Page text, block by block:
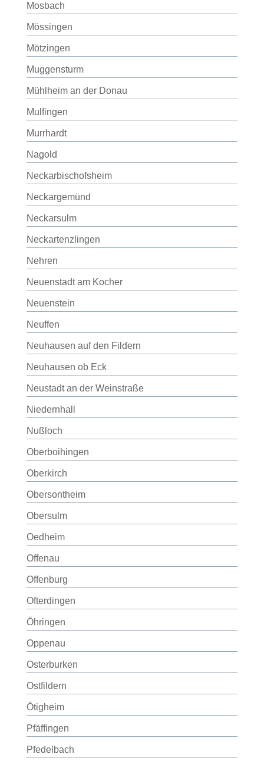
Mosbach
Mössingen
Mötzingen
Muggensturm
Mühlheim an der Donau
Mulfingen
Murrhardt
Nagold
Neckarbischofsheim
Neckargemünd
Neckarsulm
Neckartenzlingen
Nehren
Neuenstadt am Kocher
Neuenstein
Neuffen
Neuhausen auf den Fildern
Neuhausen ob Eck
Neustadt an der Weinstraße
Niedernhall
Nußloch
Oberboihingen
Oberkirch
Obersontheim
Obersulm
Oedheim
Offenau
Offenburg
Ofterdingen
Öhringen
Oppenau
Osterburken
Ostfildern
Ötigheim
Pfäffingen
Pfedelbach